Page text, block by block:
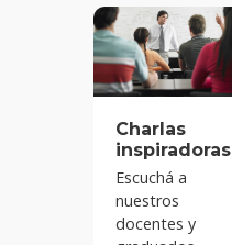
Charlas
inspiradoras
Escuchá a
nuestros
docentes y